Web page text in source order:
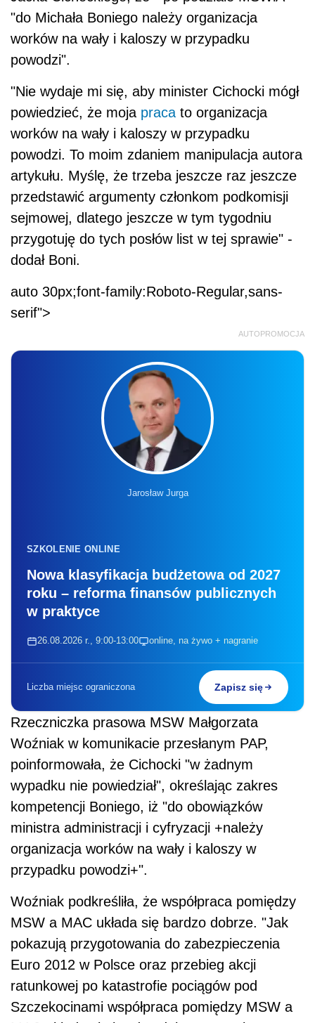
"do Michała Boniego należy organizacja
worków na wały i kaloszy w przypadku
powodzi".
"Nie wydaje mi się, aby minister Cichocki mógł
powiedzieć, że moja pracato organizacja
worków na wały i kaloszy w przypadku
powodzi. To moim zdaniem manipulacja autora
artykułu. Myślę, że trzeba jeszcze raz jeszcze
przedstawić argumenty członkom podkomisji
sejmowej, dlatego jeszcze w tym tygodniu
przygotuję do tych posłów list w tej sprawie" -
dodał Boni.
auto 30px;font-family:Roboto-Regular,sans-
serif">
AUTOPROMOCJA
Jarosław Jurga
SZKOLENIE ONLINE
Nowa klasyfikacja budżetowa od 2027
roku – reforma finansów publicznych
w praktyce
26.08.2026 r., 9:00-13:00 online, na żywo + nagranie
Liczba miejsc ograniczona Zapisz się
Rzeczniczka prasowa MSW Małgorzata
Woźniak w komunikacie przesłanym PAP,
poinformowała, że Cichocki "w żadnym
wypadku nie powiedział", określając zakres
kompetencji Boniego, iż "do obowiązków
ministra administracji i cyfryzacji +należy
organizacja worków na wały i kaloszy w
przypadku powodzi+".
Woźniak podkreśliła, że współpraca pomiędzy
MSW a MAC układa się bardzo dobrze. "Jak
pokazują przygotowania do zabezpieczenia
Euro 2012 w Polsce oraz przebieg akcji
ratunkowej po katastrofie pociągów pod
Szczekocinami współpraca pomiędzy MSW a